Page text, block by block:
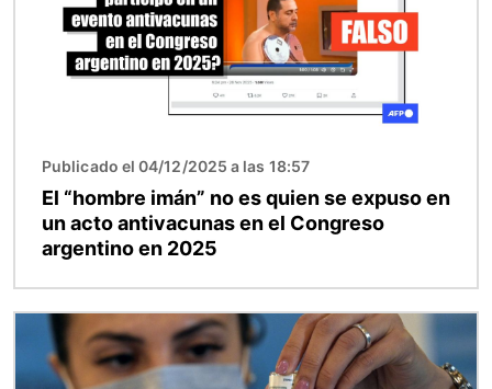
Publicado el 04/12/2025 a las 18:57
El “hombre imán” no es quien se expuso en
un acto antivacunas en el Congreso
argentino en 2025
Imagen